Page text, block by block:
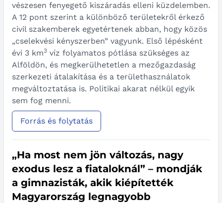
vészesen fenyegető kiszáradás elleni küzdelemben.
A 12 pont szerint a különböző területekről érkező
civil szakemberek egyetértenek abban, hogy közös
„cselekvési kényszerben” vagyunk. Első lépésként
évi 3 km3 víz folyamatos pótlása szükséges az
Alföldön, és megkerülhetetlen a mezőgazdaság
szerkezeti átalakítása és a területhasználatok
megváltoztatása is. Politikai akarat nélkül egyik
sem fog menni.
Forrás és folytatás
„Ha most nem jön változás, nagy
exodus lesz a fiataloknál” – mondják
a gimnazisták, akik kiépítették
Magyarország legnagyobb